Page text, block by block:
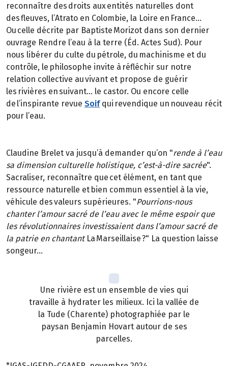
reconnaître des droits aux entités naturelles dont
des fleuves, l’Atrato en Colombie, la Loire en France…
Ou celle décrite par Baptiste Morizot dans son dernier
ouvrage Rendre l’eau à la terre (Éd. Actes Sud). Pour
nous libérer du culte du pétrole, du machinisme et du
contrôle, le philosophe invite à réfléchir sur notre
relation collective au vivant et propose de guérir
les rivières en suivant… le castor. Ou encore celle
de l’inspirante revue Soifqui revendique un nouveau récit
pour l’eau.
Claudine Brelet va jusqu’à demander qu’on "rende à l’eau
sa dimension culturelle holistique, c’est-à-dire sacrée".
Sacraliser, reconnaître que cet élément, en tant que
ressource naturelle et bien commun essentiel à la vie,
véhicule des valeurs supérieures. "Pourrions-nous
chanter l’amour sacré de l’eau avec le même espoir que
les révolutionnaires investissaient dans l’amour sacré de
la patrie en chantantLa Marseillaise ?" La question laisse
songeur…
Une rivière est un ensemble de vies qui
travaille à hydrater les milieux. Ici la vallée de
la Tude (Charente) photographiée par le
paysan Benjamin Hovart autour de ses
parcelles.